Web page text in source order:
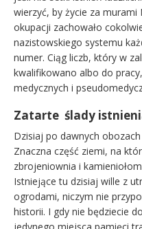
wierzyć, by życie za murami
okupacji zachowało
nazistowskiego systemu
numer. Ciąg liczb, który w
kwalifikowano albo do
medycznych i
Zatarte ślady
Dzisiaj po dawnych
Znaczna część ziemi, na
zbrojeniownia i
Istniejące tu dzisiaj wille z
ogrodami, niczym nie
historii. I gdy nie będziecie